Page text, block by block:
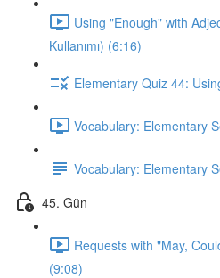
Using "Enough" with
Kullanımı) (6:16)
Elementary Quiz 44:
Vocabulary: Elementary
Vocabulary: Elementary
45. Gün
Requests with "May,
(9:08)